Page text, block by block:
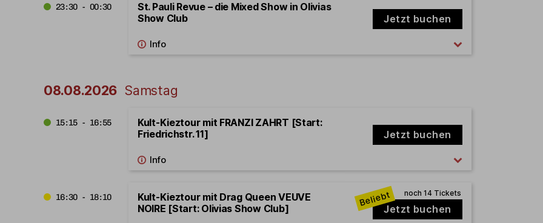
23:30 - 00:30
St. Pauli Revue – die Mixed Show in Olivias
Show Club
Jetzt buchen
08.08.2026 Samstag
15:15 - 16:55
Kult-Kieztour mit FRANZI ZAHRT [Start:
Friedrichstr. 11]
Jetzt buchen
16:30 - 18:10
Kult-Kieztour mit Drag Queen VEUVE
NOIRE [Start: Olivias Show Club]
Jetzt buchen